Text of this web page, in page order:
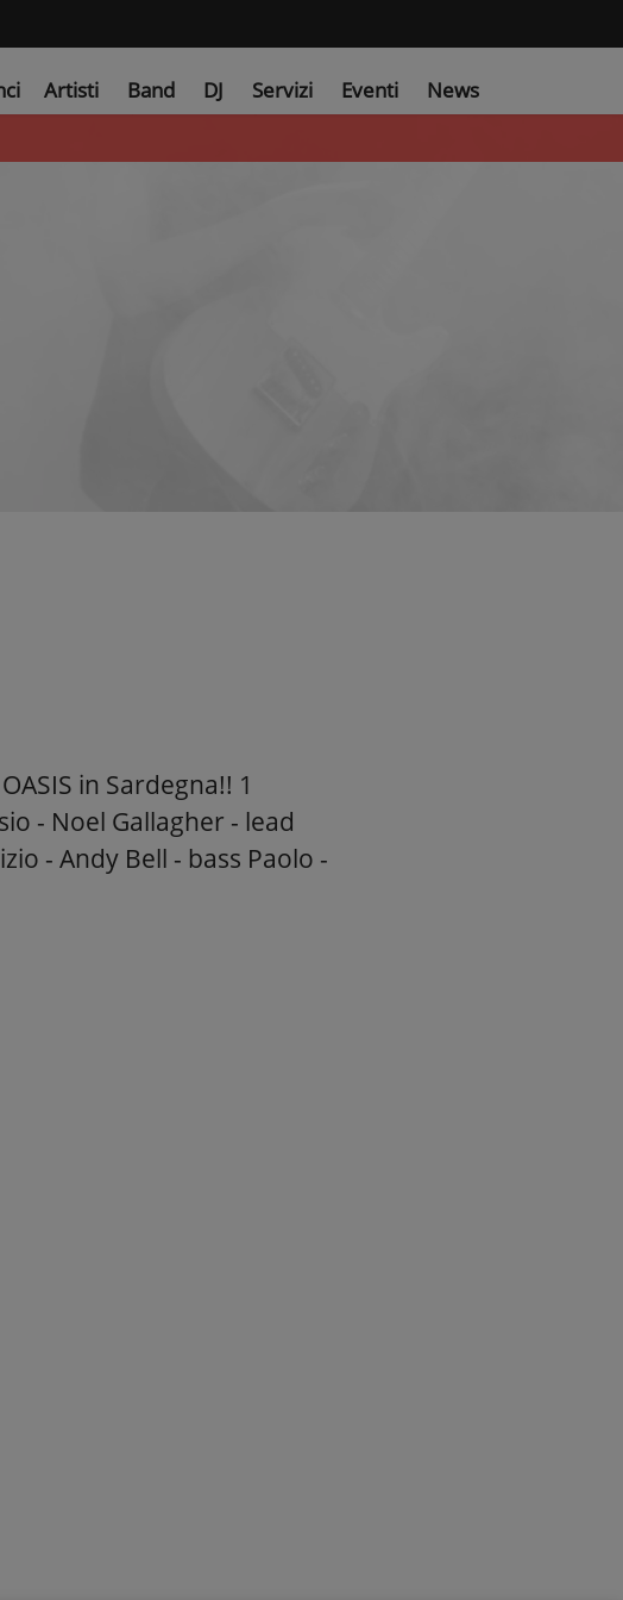
Artisti Band DJ Servizi Eventi News
in Sardegna!! 1
- Noel Gallagher - lead
- Andy Bell - bass Paolo -